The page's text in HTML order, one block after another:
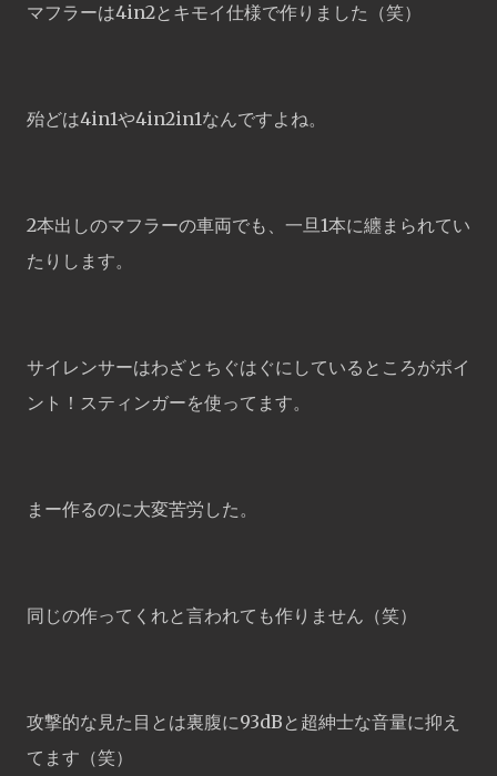
マフラーは4in2とキモイ仕様で作りました（笑）
殆どは4in1や4in2in1なんですよね。
2本出しのマフラーの車両でも、一旦1本に纏まられてい
たりします。
サイレンサーはわざとちぐはぐにしているところがポイ
ント！スティンガーを使ってます。
まー作るのに大変苦労した。
同じの作ってくれと言われても作りません（笑）
攻撃的な見た目とは裏腹に93dBと超紳士な音量に抑え
てます（笑）